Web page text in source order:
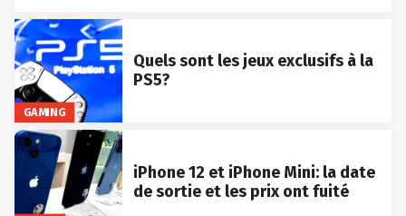
GAMING
Quels sont les jeux exclusifs à la
PS5?
iPhone 12 et iPhone Mini: la date
de sortie et les prix ont fuité